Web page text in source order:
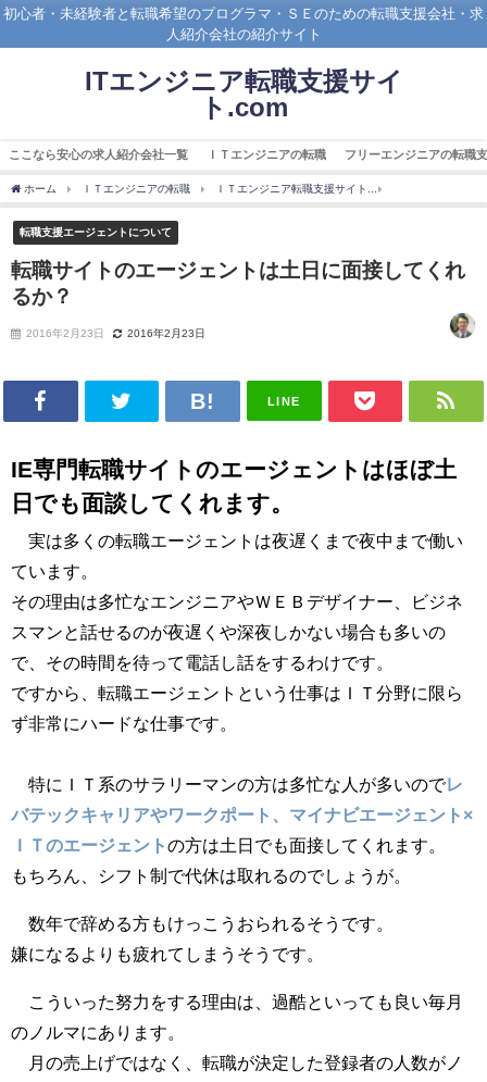
初心者・未経験者と転職希望のプログラマ・ＳＥのための転職支援会社・求
人紹介会社の紹介サイト
ITエンジニア転職支援サイ
ト.com
ここなら安心の求人紹介会社一覧 ＩＴエンジニアの転職 フリーエンジニアの転職
ホーム ＩＴエンジニアの転職 ＩＴエンジニア転職支援サイト
転職支援エージェントについて
転職サイトのエージェントは土日に面接してくれ
るか？
2016年2月23日 2016年2月23日
LINE
IE専門転職サイトのエージェントはほぼ土
日でも面談してくれます。
実は多くの転職エージェントは夜遅くまで夜中まで働い
ています。
その理由は多忙なエンジニアやＷＥＢデザイナー、ビジネ
スマンと話せるのが夜遅くや深夜しかない場合も多いの
で、その時間を待って電話し話をするわけです。
ですから、転職エージェントという仕事はＩＴ分野に限ら
ず非常にハードな仕事です。
特にＩＴ系のサラリーマンの方は多忙な人が多いのでレ
バテックキャリアやワークポート、マイナビエージェント×
ＩＴのエージェントの方は土日でも面接してくれます。
もちろん、シフト制で代休は取れるのでしょうが。
数年で辞める方もけっこうおられるそうです。
嫌になるよりも疲れてしまうそうです。
こういった努力をする理由は、過酷といっても良い毎月
のノルマにあります。
月の売上げではなく、転職が決定した登録者の人数がノ